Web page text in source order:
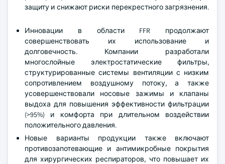
защиту и снижают риски перекрестного загрязнения.
Инновации в области FFR продолжают
совершенствовать их использование и
долговечность. Компании разработали
многослойные электростатические фильтры,
структурированные системы вентиляции с низким
сопротивлением воздушному потоку, а также
усовершенствовали носовые зажимы и клапаны
выдоха для повышения эффективности фильтрации
(>95%) и комфорта при длительном воздействии
положительного давления.
Новые варианты продукции также включают
противозапотевающие и антимикробные покрытия
для хирургических респираторов, что повышает их